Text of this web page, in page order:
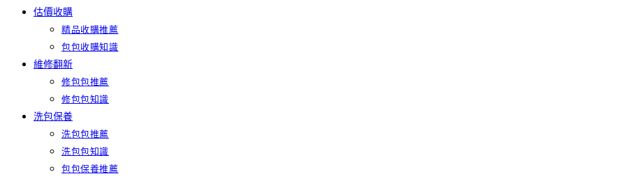
估價收購
精品收購推薦
包包收購知識
維修翻新
修包包推薦
修包包知識
洗包保養
洗包包推薦
洗包包知識
包包保養推薦